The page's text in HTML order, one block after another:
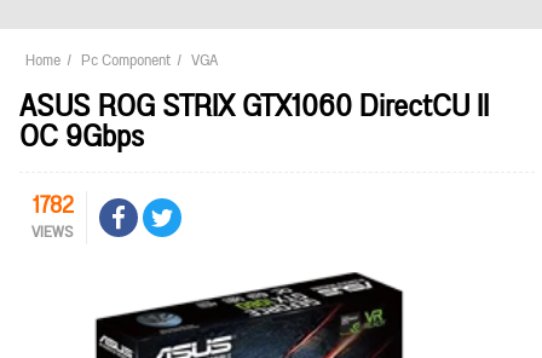
Home Pc Component VGA
ASUS ROG STRIX GTX1060 DirectCU II
OC 9Gbps
1782
VIEWS